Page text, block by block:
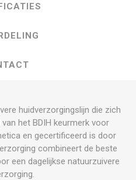
huidverzorgingslijn die zich
het BDIH keurmerk voor
en gecertificeerd is door
combineert de beste
een dagelijkse natuurzuivere